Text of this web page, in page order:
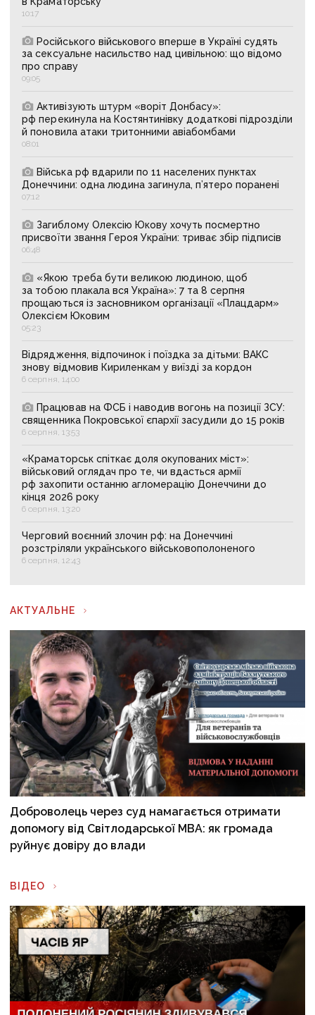
10:17
Російського військового вперше в Україні судять
за сексуальне насильство над цивільною: що відомо
про справу
09:05
Активізують штурм «воріт Донбасу»:
рф перекинула на Костянтинівку додаткові підрозділи
й поновила атаки тритонними авіабомбами
08:01
Війська рф вдарили по 11 населених пунктах
Донеччини: одна людина загинула, п’ятеро поранені
07:12
Загиблому Олексію Юкову хочуть посмертно
присвоїти звання Героя України: триває збір підписів
06:48
«Якою треба бути великою людиною, щоб
за тобою плакала вся Україна»: 7 та 8 серпня
прощаються із засновником організації «Плацдарм»
Олексієм Юковим
05:23
Відрядження, відпочинок і поїздка за дітьми: ВАКС
знову відмовив Кириленкам у виїзді за кордон
6 серпня, 14:00
Працював на ФСБ і наводив вогонь на позиції ЗСУ:
священника Покровської єпархії засудили до 15 років
6 серпня, 13:53
«Краматорськ спіткає доля окупованих міст»:
військовий оглядач про те, чи вдасться армії
рф захопити останню агломерацію Донеччини до
кінця 2026 року
6 серпня, 13:20
Черговий воєнний злочин рф: на Донеччині
розстріляли українського військовополоненого
6 серпня, 12:43
АКТУАЛЬНЕ
Доброволець через суд намагається отримати
допомогу від Світлодарської МВА: як громада
руйнує довіру до влади
ВІДЕО